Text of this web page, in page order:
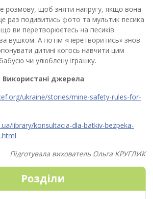
розмову, щоб зняти напругу, якщо вона
раз подивитись фото та мультик песика
ви перетворюєтесь на песиків.
вушком. А потім «перетворитись» знов
дитині когось навчити цим
чи улюблену іграшку.
Використані джерела
ukraine/stories/mine-safety-rules-for-
library/konsultacia-dla-batkiv-bezpeka-
Підготувала вихователь Ольга КРУГЛИК
Розділи